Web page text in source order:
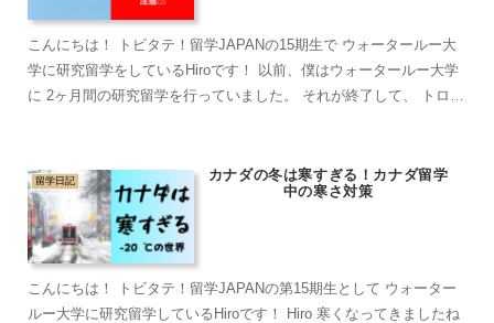
こんにちは！ トビタテ！留学JAPANの15期生で ウォータールー大
学に研究留学をしているHiroです！ 以前、僕はウォータールー大学
に 2ヶ月間の研究留学を行っていました。 それが終了して、 トロン
留学日記
カナダの冬は寒すぎる！カナダ留学
中の寒さ対策
こんにちは！ トビタテ！留学JAPANの第15期生として ウォーター
ルー大学に研究留学しているHiroです！ Hiro 寒くなってきましたね